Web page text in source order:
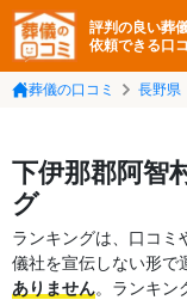
評判の良い葬
依頼できる口
葬儀の口コミ 長野県
下伊那郡阿智
グ
ランキングは、口コミ
儀社を宣伝しない形で
ありません。ランキン